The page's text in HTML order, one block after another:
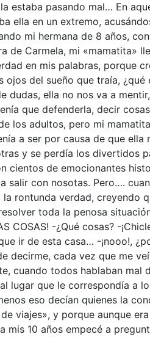
estaba pasando mal… En
ella en un extremo,
mi hermana de 8 años,
de Carmela, mi «mamatita»
en mis palabras, porque
del sueño que traía, ¿qué
dudas, ella no nos va a
que defenderla, decir
los adultos, pero mi
a ser por causa de que ella
y se perdía los divertidos
cientos de emocionantes
salir con nosotas. Pero….
rontunda verdad, creyendo
toda la penosa
COSAS! -¿Qué cosas? -
ir de esta casa… -¡nooo!,
decirme, cada vez que me
cuando todos hablaban mal
lugar que le correspondía a
eso decían quienes la
viajes», y porque aunque
mis 10 años empecé a